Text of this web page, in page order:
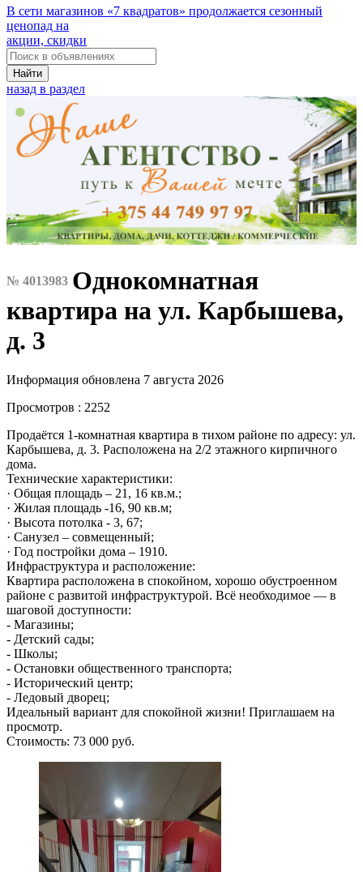
В сети магазинов «7 квадратов» продолжается сезонный
ценопад на
акции, скидки
Найти
назад в раздел
№ 4013983 Однокомнатная
квартира на ул. Карбышева,
д. 3
Информация обновлена 7 августа 2026
Просмотров : 2252
Продаётся 1-комнатная квартира в тихом районе по адресу: ул.
Карбышева, д. 3. Расположена на 2/2 этажного кирпичного
дома.
Технические характеристики:
· Общая площадь – 21, 16 кв.м.;
· Жилая площадь -16, 90 кв.м;
· Высота потолка - 3, 67;
· Санузел – совмещенный;
· Год постройки дома – 1910.
Инфраструктура и расположение:
Квартира расположена в спокойном, хорошо обустроенном
районе с развитой инфраструктурой. Всё необходимое — в
шаговой доступности:
- Магазины;
- Детский сады;
- Школы;
- Остановки общественного транспорта;
- Исторический центр;
- Ледовый дворец;
Идеальный вариант для спокойной жизни! Приглашаем на
просмотр.
Стоимость: 73 000 руб.